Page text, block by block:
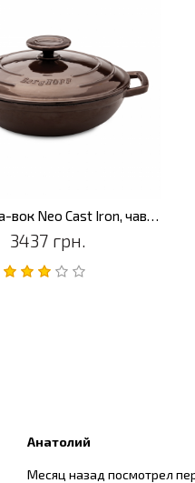
Сковорода-вок Neo Cast Iron, чавун, діам. 32 см, 4 л
3437 грн.
Анатолий
Месяц назад посмотрел